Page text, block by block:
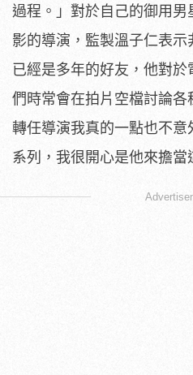
過程。」對於自己的御用男
影的導演，監製溫子仁表示
已經是多年的好友，他對於
們時常會在拍片空檔討論各
轉任導演我真的一點也不意
系列， 我很開心是他來擔當